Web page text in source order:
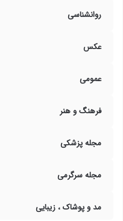
روانشناسی
عکس
عمومی
فرهنگ و هنر
مجله پزشکی
مجله سرگرمی
مد و پوشاک ، زیبایی